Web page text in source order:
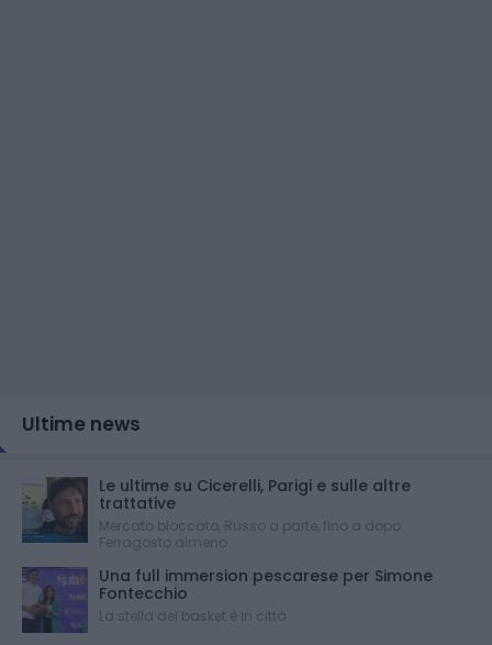
Ultime news
Le ultime su Cicerelli, Parigi e sulle altre
trattative
Mercato bloccato, Russo a parte, fino a dopo
Ferragosto almeno
Una full immersion pescarese per Simone
Fontecchio
La stella del basket è in città